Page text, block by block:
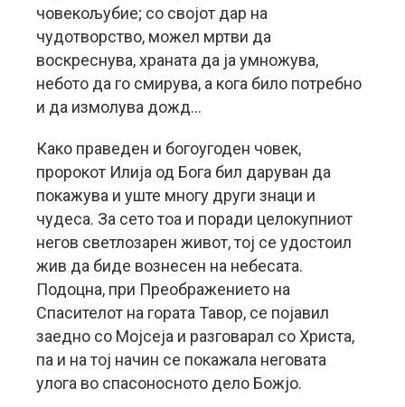
човекољубие; со својот дар на
чудотворство, можел мртви да
воскреснува, храната да ја умножува,
небото да го смирува, а кога било потребно
и да измолува дожд…
Како праведен и богоугоден човек,
пророкот Илија од Бога бил даруван да
покажува и уште многу други знаци и
чудеса. За сето тоа и поради целокупниот
негов светлозарен живот, тој се удостоил
жив да биде вознесен на небесата.
Подоцна, при Преображението на
Спасителот на гората Тавор, се појавил
заедно со Мојсеја и разговарал со Христа,
па и на тој начин се покажала неговата
улога во спасоносното дело Божјо.